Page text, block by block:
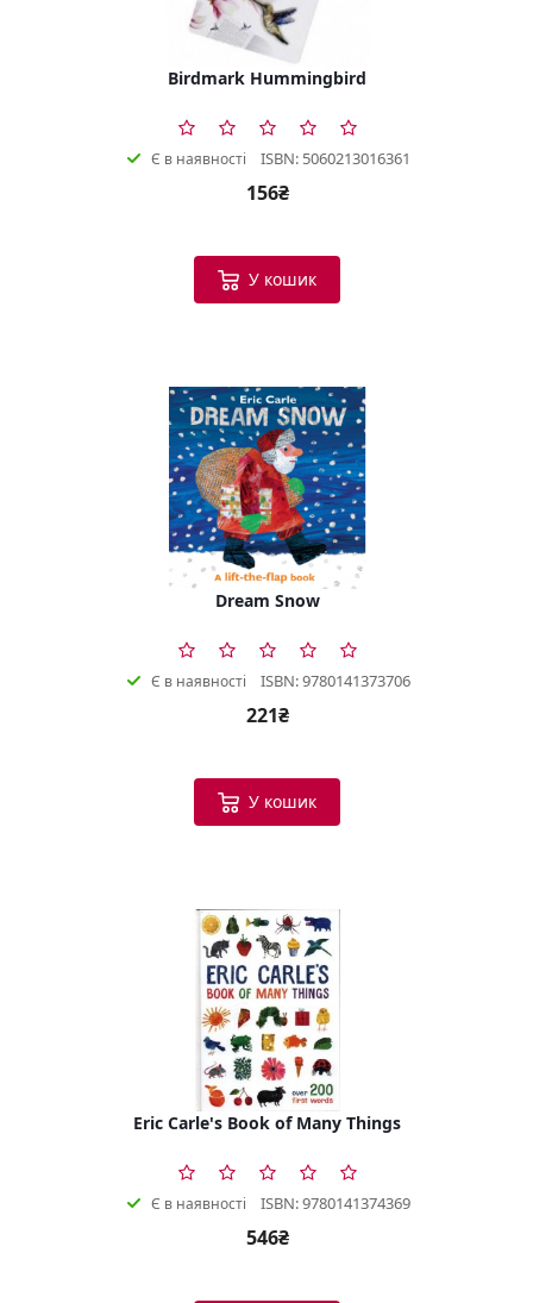
Birdmark Hummingbird
Є в наявності ISBN: 5060213016361
156₴
У кошик
Dream Snow
Є в наявності ISBN: 9780141373706
221₴
У кошик
Eric Carle's Book of Many Things
Є в наявності ISBN: 9780141374369
546₴